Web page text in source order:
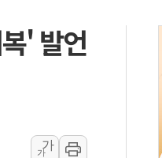
서 말다툼 중 어머니 흉기 살해
' 꺼낸 김민석에 '뻔뻔' 받아친
대통령, ISA 개편 재검토 지시
해중부 전 해상 풍랑주의보…10
일 폭염에 온열질환 사망 23명
전방위 아파트 부양, 수도 베이
' 발언
가
가